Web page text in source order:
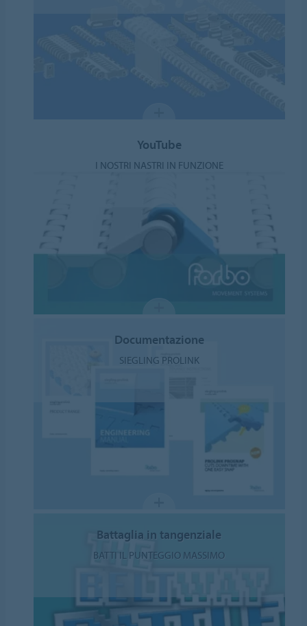
YouTube
I NOSTRI NASTRI IN FUNZIONE
Documentazione
SIEGLING PROLINK
Battaglia in tangenziale
BATTI IL PUNTEGGIO MASSIMO